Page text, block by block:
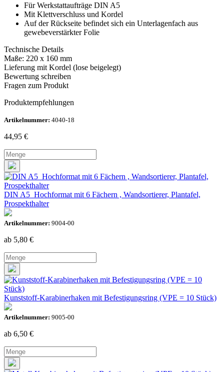
Für Werkstattaufträge DIN A5
Mit Klettverschluss und Kordel
Auf der Rückseite befindet sich ein Unterlagenfach aus
gewebeverstärkter Folie
Technische Details
Maße: 220 x 160 mm
Lieferung mit Kordel (lose beigelegt)
Bewertung schreiben
Fragen zum Produkt
Produktempfehlungen
Artikelnummer: 4040-18
44,95 €
DIN A5 Hochformat mit 6 Fächern , Wandsortierer, Plantafel,
Prospekthalter
Artikelnummer: 9004-00
ab 5,80 €
Kunststoff-Karabinerhaken mit Befestigungsring (VPE = 10 Stück)
Artikelnummer: 9005-00
ab 6,50 €